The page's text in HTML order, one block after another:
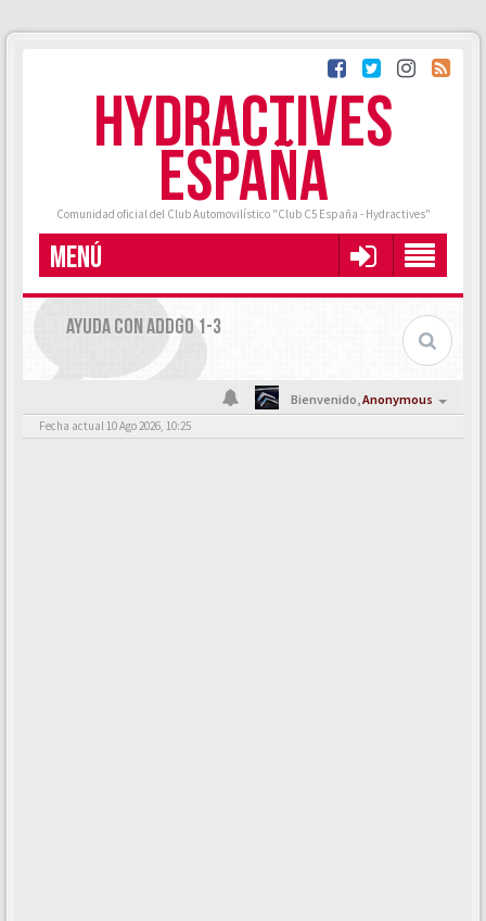
HYDRACTIVES
ESPAÑA
Comunidad oficial del Club Automovilístico "Club C5 España - Hydractives"
MENÚ
AYUDA CON ADDGO 1-3
Bienvenido,Anonymous
Fecha actual 10 Ago 2026, 10:25